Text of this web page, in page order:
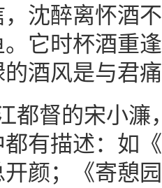
沈醉离怀酒
它时杯酒重
酒风是与君
都督的宋小濂
有描述：如
颜；《寄憩